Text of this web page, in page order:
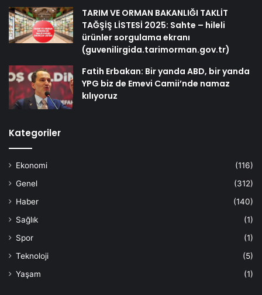
TARIM VE ORMAN BAKANLIĞI TAKLİT
TAĞŞİŞ LİSTESİ 2025: Sahte – hileli
ürünler sorgulama ekranı
(guvenilirgida.tarimorman.gov.tr)
Fatih Erbakan: Bir yanda ABD, bir yanda
YPG biz de Emevi Camii’nde namaz
kılıyoruz
Kategoriler
Ekonomi
(116)
Genel
(312)
Haber
(140)
Sağlık
(1)
Spor
(1)
Teknoloji
(5)
Yaşam
(1)